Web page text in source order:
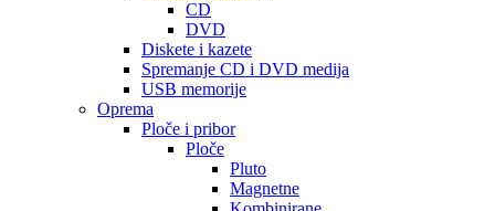
CD
DVD
Diskete i kazete
Spremanje CD i DVD medija
USB memorije
Oprema
Ploče i pribor
Ploče
Pluto
Magnetne